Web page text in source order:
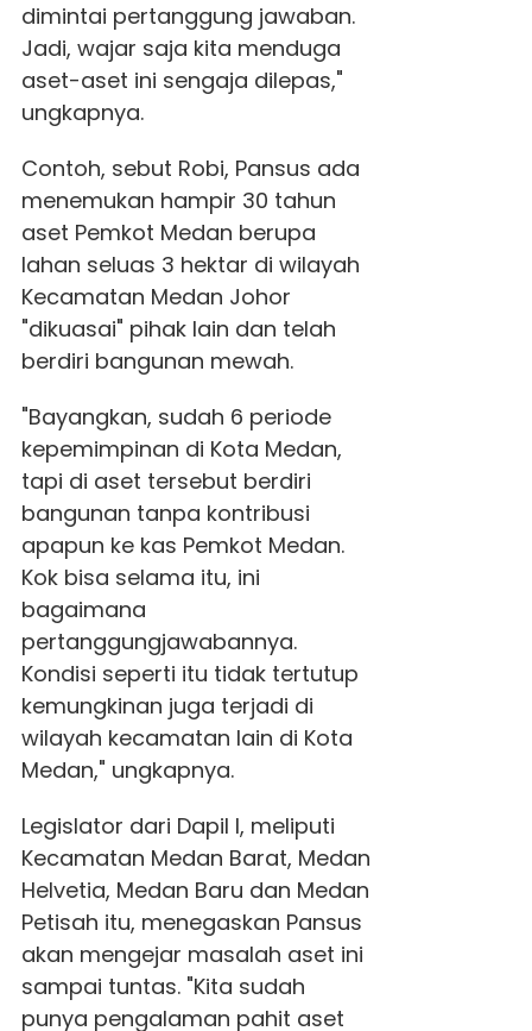
dimintai pertanggung jawaban.
Jadi, wajar saja kita menduga
aset-aset ini sengaja dilepas,"
ungkapnya.
Contoh, sebut Robi, Pansus ada
menemukan hampir 30 tahun
aset Pemkot Medan berupa
lahan seluas 3 hektar di wilayah
Kecamatan Medan Johor
"dikuasai" pihak lain dan telah
berdiri bangunan mewah.
"Bayangkan, sudah 6 periode
kepemimpinan di Kota Medan,
tapi di aset tersebut berdiri
bangunan tanpa kontribusi
apapun ke kas Pemkot Medan.
Kok bisa selama itu, ini
bagaimana
pertanggungjawabannya.
Kondisi seperti itu tidak tertutup
kemungkinan juga terjadi di
wilayah kecamatan lain di Kota
Medan," ungkapnya.
Legislator dari Dapil I, meliputi
Kecamatan Medan Barat, Medan
Helvetia, Medan Baru dan Medan
Petisah itu, menegaskan Pansus
akan mengejar masalah aset ini
sampai tuntas. "Kita sudah
punya pengalaman pahit aset